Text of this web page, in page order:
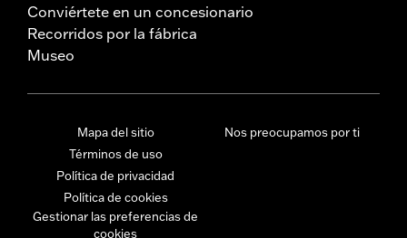
Conviértete en un concesionario
Recorridos por la fábrica
Museo
Mapa del sitio
Términos de uso
Política de privacidad
Política de cookies
Gestionar las preferencias de
cookies
Nos preocupamos por ti